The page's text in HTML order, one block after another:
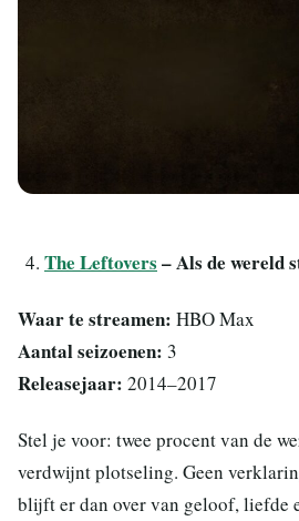
The Leftovers – Als de wereld
Waar te streamen: HBO Max
Aantal seizoenen: 3
Releasejaar: 2014–2017
Stel je voor: twee procent van de
verdwijnt plotseling. Geen
blijft er dan over van geloof, liefde